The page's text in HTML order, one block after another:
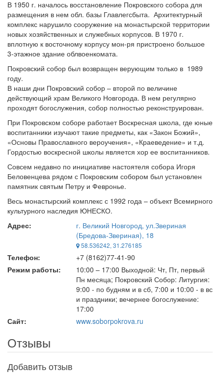
В 1950 г. началось восстановление Покровского собора для
размещения в нем обл. базы Главлегсбыта. Архитектурный
комплекс нарушило сооружение на монастырской территории
новых хозяйственных и служебных корпусов. В 1970 г.
вплотную к восточному корпусу мон-ря пристроено большое
3-этажное здание облвоенкомата.
Покровский собор был возвращен верующим только в 1989
году.
В наши дни Покровский собор – второй по величине
действующий храм Великого Новгорода. В нем регулярно
проходят богослужения, собор полностью реконструирован.
При Покровском соборе работает Воскресная школа, где юные
воспитанники изучают такие предметы, как «Закон Божий»,
«Основы Православного вероучения», «Краеведение» и т.д.
Гордостью воскресной школы является хор ее воспитанников.
Совсем недавно по инициативе настоятеля собора Игоря
Беловенцева рядом с Покровским собором был установлен
памятник святым Петру и Февронье.
Весь монастырский комплекс с 1992 года – объект Всемирного
культурного наследия ЮНЕСКО.
Адрес:
г. Великий Новгород, ул.Звериная
(Бредова-Звериная), 18
58.536242, 31.276185
Телефон:
+7 (8162)77-41-90
Режим работы:
10:00 – 17:00 Выходной: Чт, Пт, первый
Пн месяца; Покровский Собор: Литургия:
9:00 - по будням и в сб, 7:00 и 10:00 - в вс
и праздники; вечернее богослужение:
17:00
Сайт:
www.soborpokrova.ru
Отзывы
Добавить отзыв